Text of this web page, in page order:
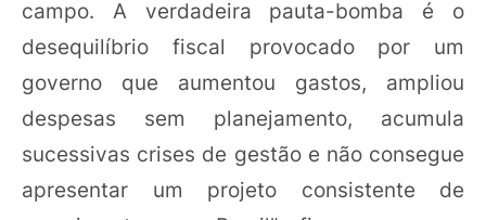
campo. A verdadeira pauta-bomba é o
desequilíbrio fiscal provocado por um
governo que aumentou gastos, ampliou
despesas sem planejamento, acumula
sucessivas crises de gestão e não consegue
apresentar um projeto consistente de